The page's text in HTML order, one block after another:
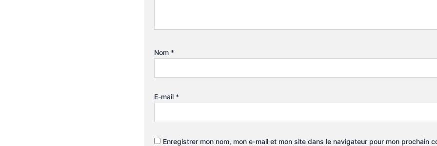
Nom *
E-mail *
Enregistrer mon nom, mon e-mail et mon site dans le navigateur pour mon prochain